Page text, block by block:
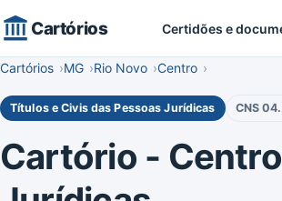
Cartórios Certidões e
Cartórios MG Rio Novo Centro
Títulos e Civis das Pessoas Jurídicas CNS
Cartório -